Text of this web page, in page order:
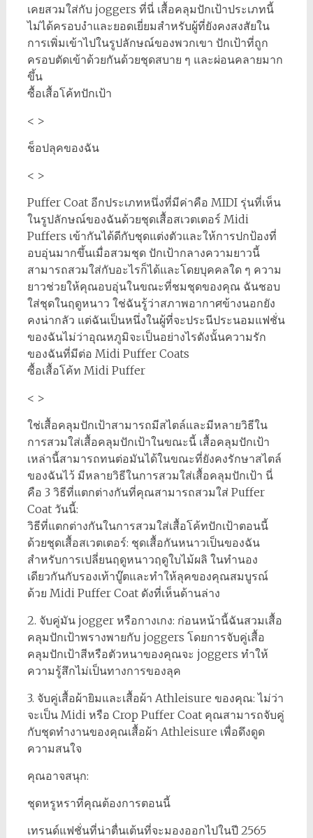
เคยสวมใส่กับ joggers ที่นี่ เสื้อคลุมปักเป้าประเภทนี้
ไม่ได้ครอบงำและยอดเยี่ยมสำหรับผู้ที่ยังคงสงสัยใน
การเพิ่มเข้าไปในรูปลักษณ์ของพวกเขา ปักเป้าที่ถูก
ครอบตัดเข้าด้วยกันด้วยชุดสบาย ๆ และผ่อนคลายมาก
ขึ้น
ซื้อเสื้อโค้ทปักเป้า
< >
ช็อปลุคของฉัน
< >
Puffer Coat อีกประเภทหนึ่งที่มีค่าคือ MIDI รุ่นที่เห็น
ในรูปลักษณ์ของฉันด้วยชุดเสื้อสเวตเตอร์ Midi
Puffers เข้ากันได้ดีกับชุดแต่งตัวและให้การปกป้องที่
อบอุ่นมากขึ้นเมื่อสวมชุด ปักเป้ากลางความยาวนี้
สามารถสวมใส่กับอะไรก็ได้และโดยบุคคลใด ๆ ความ
ยาวช่วยให้คุณอบอุ่นในขณะที่ชมชุดของคุณ ฉันชอบ
ใส่ชุดในฤดูหนาว ใช่ฉันรู้ว่าสภาพอากาศข้างนอกยัง
คงน่ากลัว แต่ฉันเป็นหนึ่งในผู้ที่จะประนีประนอมแฟชั่น
ของฉันไม่ว่าอุณหภูมิจะเป็นอย่างไรดังนั้นความรัก
ของฉันที่มีต่อ Midi Puffer Coats
ซื้อเสื้อโค้ท Midi Puffer
< >
ใช่เสื้อคลุมปักเป้าสามารถมีสไตล์และมีหลายวิธีใน
การสวมใส่เสื้อคลุมปักเป้าในขณะนี้ เสื้อคลุมปักเป้า
เหล่านี้สามารถทนต่อมันได้ในขณะที่ยังคงรักษาสไตล์
ของฉันไว้ มีหลายวิธีในการสวมใส่เสื้อคลุมปักเป้า นี่
คือ 3 วิธีที่แตกต่างกันที่คุณสามารถสวมใส่ Puffer
Coat วันนี้:
วิธีที่แตกต่างกันในการสวมใส่เสื้อโค้ทปักเป้าตอนนี้
ด้วยชุดเสื้อสเวตเตอร์: ชุดเสื้อกันหนาวเป็นของฉัน
สำหรับการเปลี่ยนฤดูหนาวฤดูใบไม้ผลิ ในทำนอง
เดียวกันกับรองเท้าบู๊ตและทำให้ลุคของคุณสมบูรณ์
ด้วย Midi Puffer Coat ดังที่เห็นด้านล่าง
2. จับคู่มัน jogger หรือกางเกง: ก่อนหน้านี้ฉันสวมเสื้อ
คลุมปักเป้าพรางพายกับ joggers โดยการจับคู่เสื้อ
คลุมปักเป้าสีหรือตัวหนาของคุณจะ joggers ทำให้
ความรู้สึกไม่เป็นทางการของลุค
3. จับคู่เสื้อผ้ายิมและเสื้อผ้า Athleisure ของคุณ: ไม่ว่า
จะเป็น Midi หรือ Crop Puffer Coat คุณสามารถจับคู่
กับชุดทำงานของคุณเสื้อผ้า Athleisure เพื่อดึงดูด
ความสนใจ
คุณอาจสนุก:
ชุดหรูหราที่คุณต้องการตอนนี้
เทรนด์แฟชั่นที่น่าตื่นเต้นที่จะมองออกไปในปี 2565